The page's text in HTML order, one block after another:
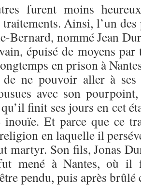
furent moins
Ainsi, l’un des
Bernard, nommé Jean
épuisé de moyens
en prison à
ne pouvoir aller à ses
avec son
finit ses jours en cet
inouïe. Et parce que ce
en laquelle il
martyr. Son fils, Jonas
mené à Nantes, où il
pendu, puis après brûlé